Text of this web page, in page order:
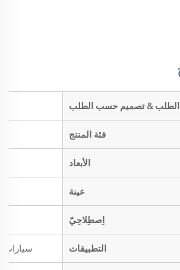
& تصميم حسب الطلب
فئة المنتج
الأبعاد
عينة
اِصطِلاحِيّ
التطبيقات سيارات،